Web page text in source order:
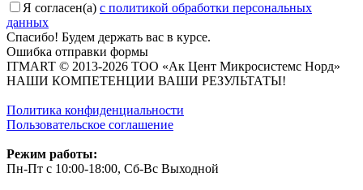
Я согласен(a) с политикой обработки персональных
данных
Спасибо! Будем держать вас в курсе.
Ошибка отправки формы
ITMART © 2013-2026 ТОО «Ак Цент Микросистемс Норд»
НАШИ КОМПЕТЕНЦИИ ВАШИ РЕЗУЛЬТАТЫ!
Политика конфиденциальности
Пользовательское соглашение
Режим работы:
Пн-Пт с 10:00-18:00, Сб-Вс Выходной